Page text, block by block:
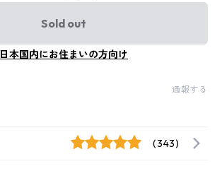
Sold out
日本国内にお住まいの方向け
通報する
(343)